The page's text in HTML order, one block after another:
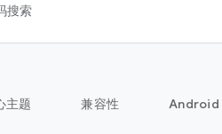
搜索
主题 兼容性 Android